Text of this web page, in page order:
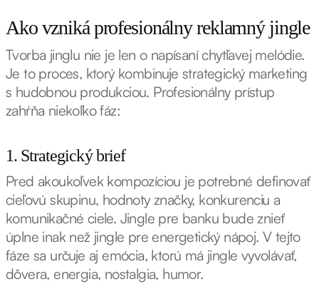
Ako vzniká profesionálny reklamný jingle
Tvorba jinglu nie je len o napísaní chytľavej melódie.
Je to proces, ktorý kombinuje strategický marketing
s hudobnou produkciou. Profesionálny prístup
zahŕňa niekoľko fáz:
1. Strategický brief
Pred akoukoľvek kompozíciou je potrebné definovať
cieľovú skupinu, hodnoty značky, konkurenciu a
komunikačné ciele. Jingle pre banku bude znieť
úplne inak než jingle pre energetický nápoj. V tejto
fáze sa určuje aj emócia, ktorú má jingle vyvolávať,
dôvera, energia, nostalgia, humor.